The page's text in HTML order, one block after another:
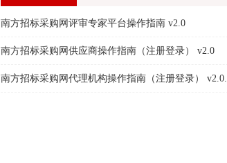
南方招标采购网评审专家平台操作指南 v2.0
南方招标采购网供应商操作指南（注册登录） v2.0
南方招标采购网代理机构操作指南（注册登录） v2.0.